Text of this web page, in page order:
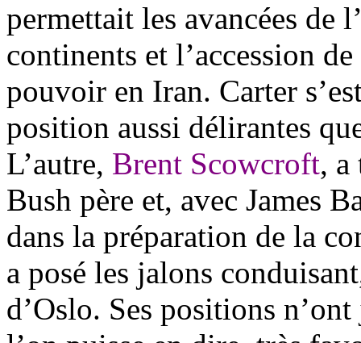
permettait les avancées de
continents et l’accession
pouvoir en Iran. Carter
position aussi délirantes
L’autre, Brent Scowcroft, a
Bush père et, avec James
dans la préparation de la
a posé les jalons
d’Oslo. Ses positions